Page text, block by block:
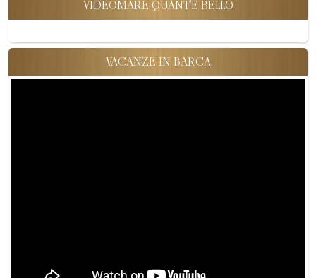
VIDEOMARE QUANT'È BELLO
VACANZE IN BARCA